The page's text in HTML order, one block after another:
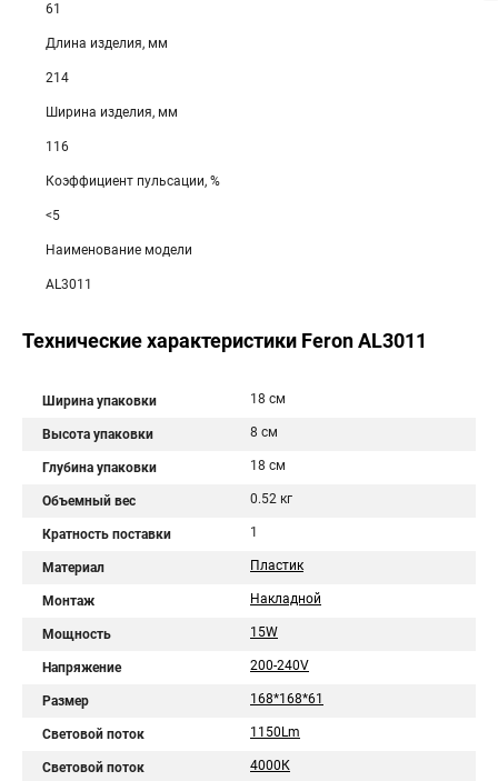
61
Длина изделия, мм
214
Ширина изделия, мм
116
Коэффициент пульсации, %
<5
Наименование модели
AL3011
Технические характеристики Feron AL3011
Ширина упаковки 18 см
Высота упаковки 8 см
Глубина упаковки 18 см
Объемный вес 0.52 кг
Кратность поставки 1
Материал Пластик
Монтаж Накладной
Мощность 15W
Напряжение 200-240V
Размер 168*168*61
Световой поток 1150Lm
Световой поток 4000К